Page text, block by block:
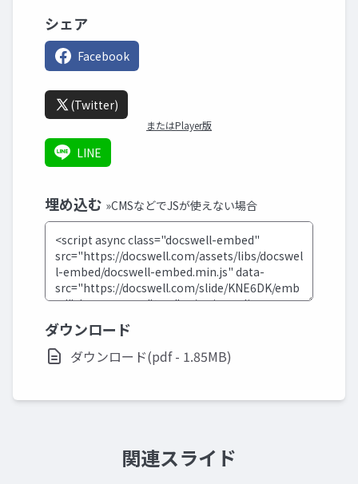
シェア
Facebook
(Twitter)
またはPlayer版
LINE
埋め込む »CMSなどでJSが使えない場合
ダウンロード
ダウンロード(pdf - 1.85MB)
関連スライド